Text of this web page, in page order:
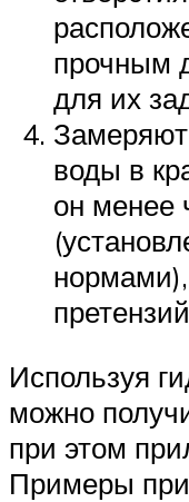
прочным
для их
воды в
он менее
Используя
можно
при этом
Примеры